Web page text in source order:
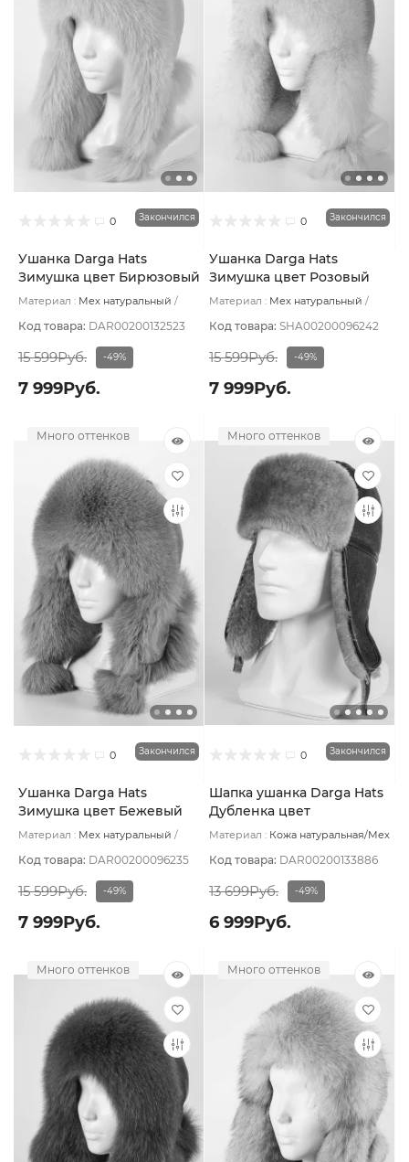
0 Закончился
Ушанка Darga Hats
Зимушка цвет Бирюзовый
светлый размер 57-58
Материал : Мех натуральный
Код товара: DAR00200132523
15 599Руб. -49%
7 999Руб.
0 Закончился
Ушанка Darga Hats
Зимушка цвет Розовый
пудровый размер 57-58
Материал : Мех натуральный
Код товара: SHA00200096242
15 599Руб. -49%
7 999Руб.
Много оттенков
0 Закончился
Ушанка Darga Hats
Зимушка цвет Бежевый
пеп размер 57-58
Материал : Мех натуральный
Код товара: DAR00200096235
15 599Руб. -49%
7 999Руб.
Много оттенков
0 Закончился
Шапка ушанка Darga Hats
Дубленка цвет
Коричневый светлый
Материал : Кожа натуральная/Мех
натуральная
Код товара: DAR00200133886
13 699Руб. -49%
6 999Руб.
Много оттенков Много оттенков